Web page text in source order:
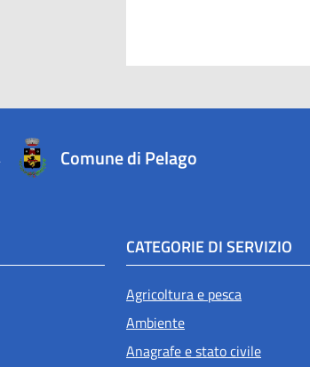
Comune di Pelago
CATEGORIE DI SERVIZIO
Agricoltura e pesca
Ambiente
Anagrafe e stato civile